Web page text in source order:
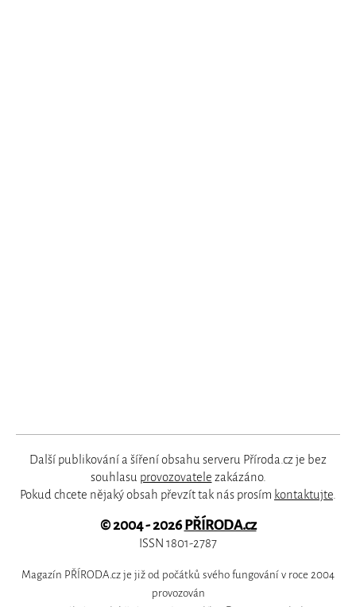
Další publikování a šíření obsahu serveru Příroda.cz je bez
souhlasu provozovatele zakázáno.
Pokud chcete nějaký obsah převzít tak nás prosím kontaktujte.
© 2004 - 2026PŘÍRODA.cz
ISSN 1801-2787
Magazín PŘÍRODA.cz je již od počátků svého fungování v roce 2004
provozován